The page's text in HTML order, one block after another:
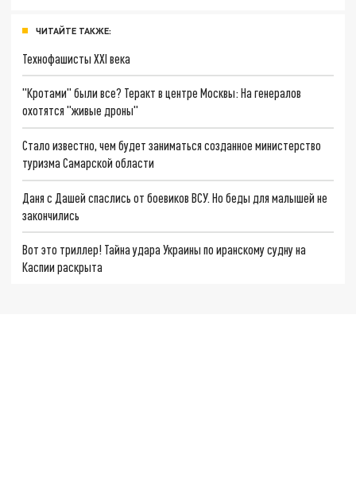
ЧИТАЙТЕ ТАКЖЕ:
Технофашисты XXI века
"Кротами" были все? Теракт в центре Москвы: На генералов
охотятся "живые дроны"
Стало известно, чем будет заниматься созданное министерство
туризма Самарской области
Даня с Дашей спаслись от боевиков ВСУ. Но беды для малышей не
закончились
Вот это триллер! Тайна удара Украины по иранскому судну на
Каспии раскрыта